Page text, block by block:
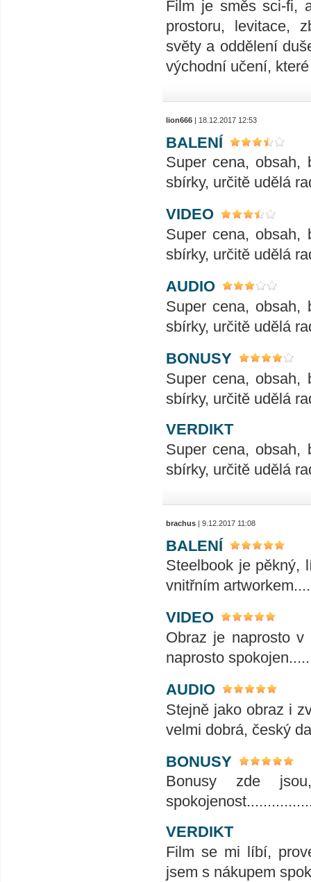
Film je směs sci-fi,
prostoru, levitace,
světy a oddělení
východní učení,
lion666 | 18.12.2017 12:53
BALENÍ
Super cena, obsah,
sbírky, určitě udělá
VIDEO
Super cena, obsah,
sbírky, určitě udělá
AUDIO
Super cena, obsah,
sbírky, určitě udělá
BONUSY
Super cena, obsah,
sbírky, určitě udělá
VERDIKT
Super cena, obsah,
sbírky, určitě udělá
brachus | 9.12.2017 11:08
BALENÍ
Steelbook je pěkný,
vnitřním
VIDEO
Obraz je naprosto
naprosto
AUDIO
Stejně jako obraz i
velmi dobrá, český
BONUSY
Bonusy zde
VERDIKT
Film se mi líbí,
jsem s nákupem